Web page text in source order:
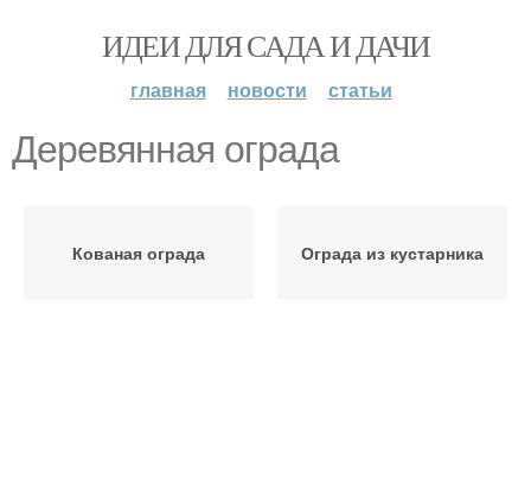
ИДЕИ ДЛЯ САДА И ДАЧИ
главная новости статьи
Деревянная ограда
Кованая ограда Ограда из кустарника